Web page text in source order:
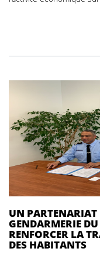
Convention signée
commandant le GGD
Directeur Général
UN PARTENARIAT
GENDARMERIE
RENFORCER LA
DES HABITANTS